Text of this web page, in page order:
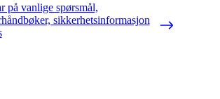
på vanlige spørsmål,
sikkerhetsinformasjon